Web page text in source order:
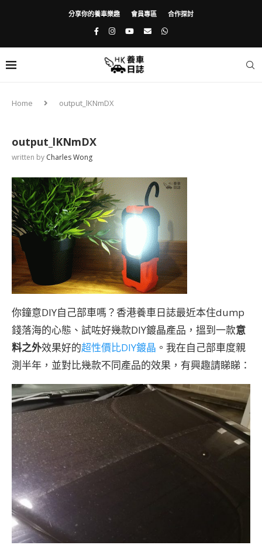
分享你的養車樂趣 會員專區 合作探討
Home output_lKNmDX
output_lKNmDX
written by Charles Wong
你鐘意DIY自己部車嗎？香港養車日誌最近本住dump
錢落海的心態、試咗好幾款DIY鍍晶產品，搵到一款意
料之外效果好的超性價比DIY鍍晶 。我在自己部車度親
測半年，並對比幾款不同產品的效果，有興趣請睇睇：